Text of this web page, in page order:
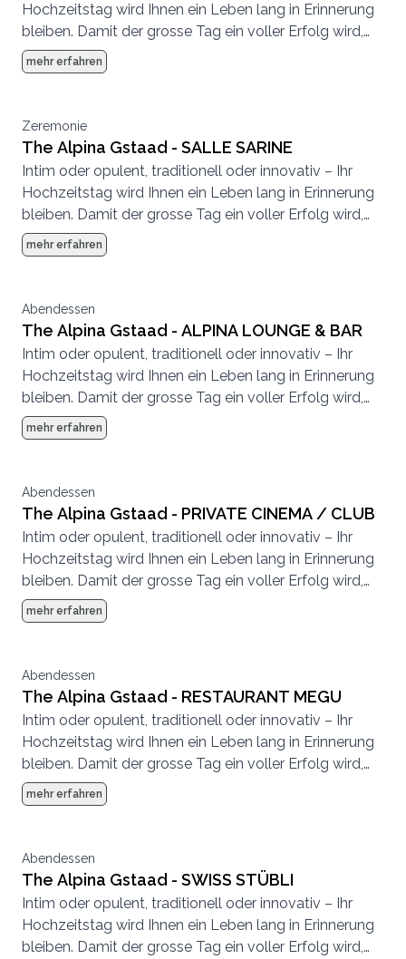
Hochzeitstag wird Ihnen ein Leben lang in Erinnerung
bleiben. Damit der grosse Tag ein voller Erfolg wird,
achten wir bei der Planung auf höchste Qualität und
kleinste Details. Das Expertenteam vom The Alpina
Seite.
mehr erfahren
Zeremonie
The Alpina Gstaad - SALLE SARINE
Intim oder opulent, traditionell oder innovativ – Ihr
Hochzeitstag wird Ihnen ein Leben lang in Erinnerung
bleiben. Damit der grosse Tag ein voller Erfolg wird,
achten wir bei der Planung auf höchste Qualität und
kleinste Details. Das Expertenteam vom The Alpina
Seite.
mehr erfahren
Abendessen
The Alpina Gstaad - ALPINA LOUNGE & BAR
Intim oder opulent, traditionell oder innovativ – Ihr
Hochzeitstag wird Ihnen ein Leben lang in Erinnerung
bleiben. Damit der grosse Tag ein voller Erfolg wird,
achten wir bei der Planung auf höchste Qualität und
kleinste Details. Das Expertenteam vom The Alpina
Seite.
mehr erfahren
Abendessen
The Alpina Gstaad - PRIVATE CINEMA / CLUB
Intim oder opulent, traditionell oder innovativ – Ihr
Hochzeitstag wird Ihnen ein Leben lang in Erinnerung
bleiben. Damit der grosse Tag ein voller Erfolg wird,
achten wir bei der Planung auf höchste Qualität und
kleinste Details. Das Expertenteam vom The Alpina
Seite.
mehr erfahren
Abendessen
The Alpina Gstaad - RESTAURANT MEGU
Intim oder opulent, traditionell oder innovativ – Ihr
Hochzeitstag wird Ihnen ein Leben lang in Erinnerung
bleiben. Damit der grosse Tag ein voller Erfolg wird,
achten wir bei der Planung auf höchste Qualität und
kleinste Details. Das Expertenteam vom The Alpina
Seite.
mehr erfahren
Abendessen
The Alpina Gstaad - SWISS STÜBLI
Intim oder opulent, traditionell oder innovativ – Ihr
Hochzeitstag wird Ihnen ein Leben lang in Erinnerung
bleiben. Damit der grosse Tag ein voller Erfolg wird,